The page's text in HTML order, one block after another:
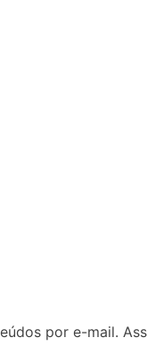
por e-mail.